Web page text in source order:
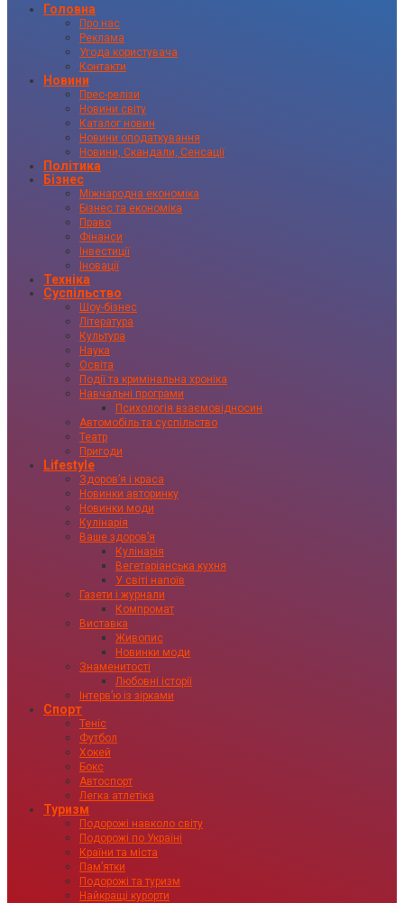
Головна
Про нас
Реклама
Угода користувача
Контакти
Новини
Прес-релізи
Новини світу
Каталог новин
Новини оподаткування
Новини, Скандали, Сенсації
Політика
Бізнес
Міжнародна економіка
Бізнес та економіка
Право
Фінанси
Інвестиції
Іновації
Техніка
Суспільство
Шоу-бізнес
Література
Культура
Наука
Освіта
Події та кримінальна хроніка
Навчальні програми
Психологія взаємовідносин
Автомобіль та суспільство
Театр
Пригоди
Lifestyle
Здоровʼя і краса
Новинки авторинку
Новинки моди
Кулінарія
Ваше здоровʼя
Кулінарія
Вегетаріанська кухня
У світі напоїв
Газети і журнали
Компромат
Виставка
Живопис
Новинки моди
Знаменитості
Любовні історії
Інтервʼю із зірками
Спорт
Теніс
Футбол
Хокей
Бокс
Автоспорт
Легка атлетіка
Туризм
Подорожі навколо світу
Подорожі по Україні
Країни та міста
Пам’ятки
Подорожі та туризм
Найкращі курорти